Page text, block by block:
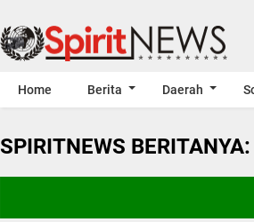
Home Berita Daerah
SPIRITNEWS